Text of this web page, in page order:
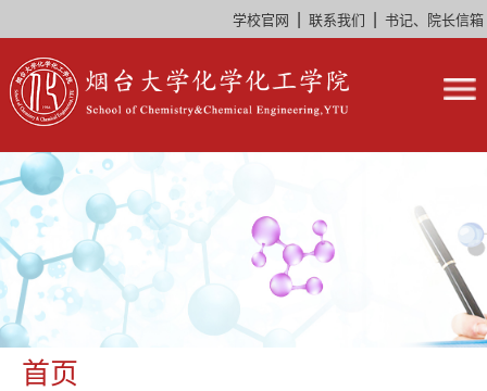
学校官网 联系我们 书记、院长信箱
首页